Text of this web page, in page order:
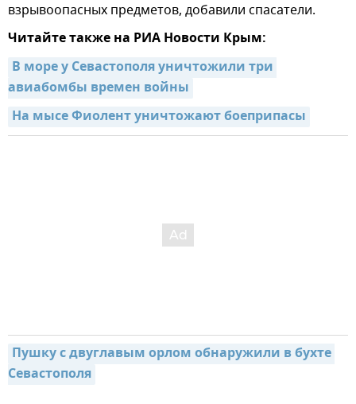
взрывоопасных предметов, добавили спасатели.
Читайте также на РИА Новости Крым:
В море у Севастополя уничтожили три
авиабомбы времен войны
На мысе Фиолент уничтожают боеприпасы
Пушку с двуглавым орлом обнаружили в бухте
Севастополя